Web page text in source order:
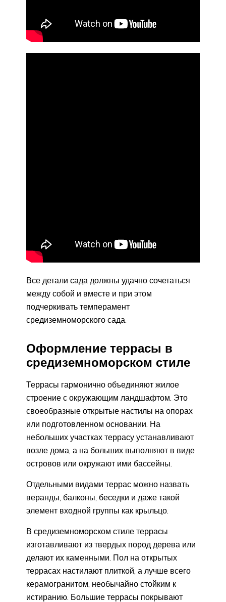
Все детали сада должны удачно сочетаться
между собой и вместе и при этом
подчеркивать темперамент
средиземноморского сада.
Оформление террасы в
средиземноморском стиле
Террасы гармонично объединяют жилое
строение с окружающим ландшафтом. Это
своеобразные открытые настилы на опорах
или подготовленном основании. На
небольших участках террасу устанавливают
возле дома, а на больших выполняют в виде
островов или окружают ими бассейны.
Отдельными видами террас можно назвать
веранды, балконы, беседки и даже такой
элемент входной группы как крыльцо.
В средиземноморском стиле террасы
изготавливают из твердых пород дерева или
делают их каменными. Пол на открытых
террасах настилают плиткой, а лучше всего
керамогранитом, необычайно стойким к
истиранию. Большие террасы покрывают